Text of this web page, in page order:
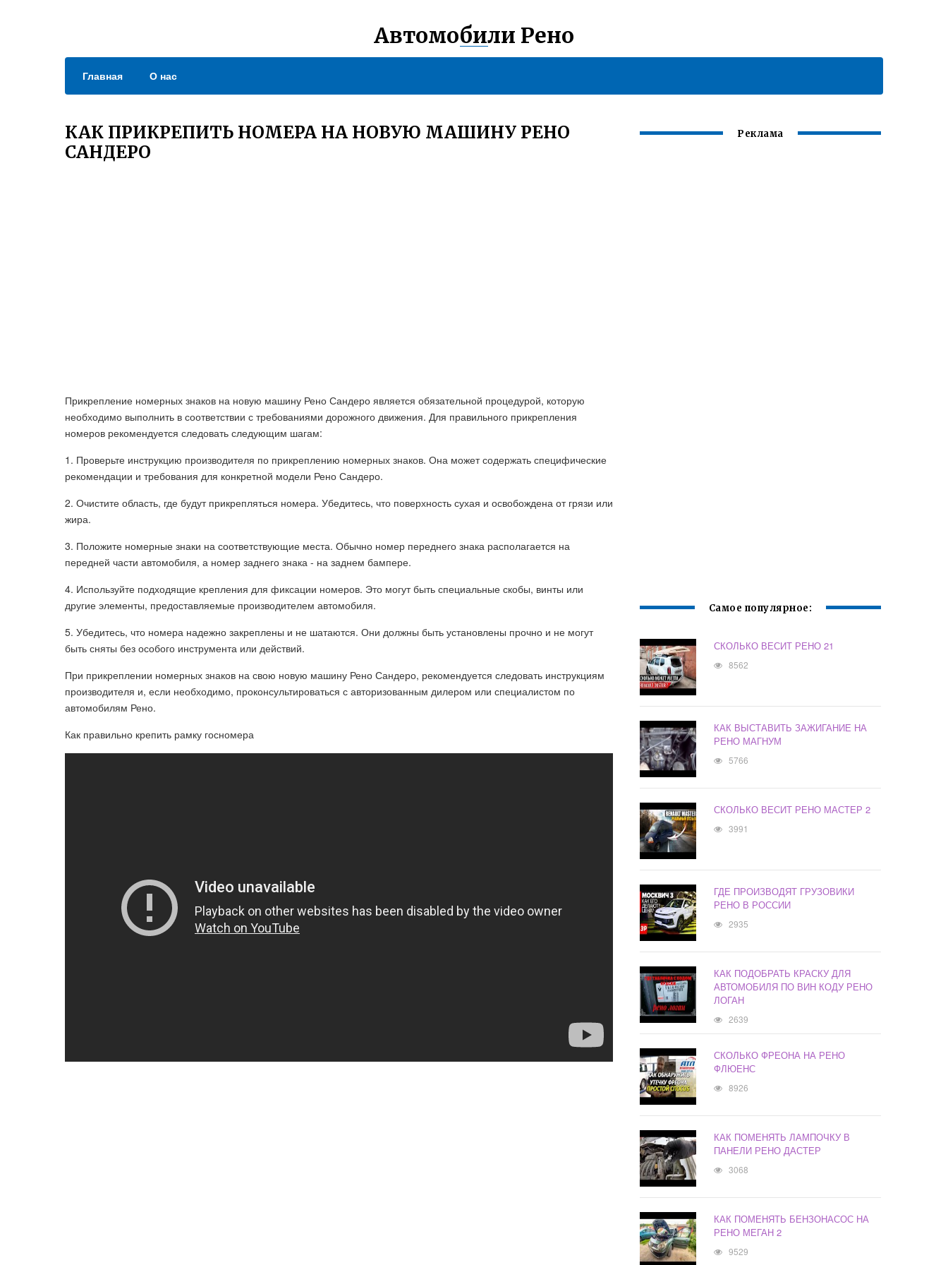
Автомобили Рено
Главная О нас
КАК ПРИКРЕПИТЬ НОМЕРА НА НОВУЮ МАШИНУ РЕНО
САНДЕРО
Прикрепление номерных знаков на новую машину Рено Сандеро является обязательной процедурой, которую
необходимо выполнить в соответствии с требованиями дорожного движения. Для правильного прикрепления
номеров рекомендуется следовать следующим шагам:
1. Проверьте инструкцию производителя по прикреплению номерных знаков. Она может содержать специфические
рекомендации и требования для конкретной модели Рено Сандеро.
2. Очистите область, где будут прикрепляться номера. Убедитесь, что поверхность сухая и освобождена от грязи или
жира.
3. Положите номерные знаки на соответствующие места. Обычно номер переднего знака располагается на
передней части автомобиля, а номер заднего знака - на заднем бампере.
4. Используйте подходящие крепления для фиксации номеров. Это могут быть специальные скобы, винты или
другие элементы, предоставляемые производителем автомобиля.
5. Убедитесь, что номера надежно закреплены и не шатаются. Они должны быть установлены прочно и не могут
быть сняты без особого инструмента или действий.
При прикреплении номерных знаков на свою новую машину Рено Сандеро, рекомендуется следовать инструкциям
производителя и, если необходимо, проконсультироваться с авторизованным дилером или специалистом по
автомобилям Рено.
Как правильно крепить рамку госномера
Реклама
Самое популярное:
СКОЛЬКО ВЕСИТ РЕНО 21
8562
КАК ВЫСТАВИТЬ ЗАЖИГАНИЕ НА
РЕНО МАГНУМ
5766
СКОЛЬКО ВЕСИТ РЕНО МАСТЕР 2
3991
ГДЕ ПРОИЗВОДЯТ ГРУЗОВИКИ
РЕНО В РОССИИ
2935
КАК ПОДОБРАТЬ КРАСКУ ДЛЯ
АВТОМОБИЛЯ ПО ВИН КОДУ РЕНО
ЛОГАН
2639
СКОЛЬКО ФРЕОНА НА РЕНО
ФЛЮЕНС
8926
КАК ПОМЕНЯТЬ ЛАМПОЧКУ В
ПАНЕЛИ РЕНО ДАСТЕР
3068
КАК ПОМЕНЯТЬ БЕНЗОНАСОС НА
РЕНО МЕГАН 2
9529